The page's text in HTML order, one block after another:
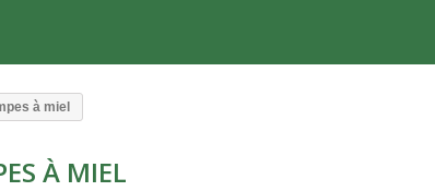
à miel
À MIEL